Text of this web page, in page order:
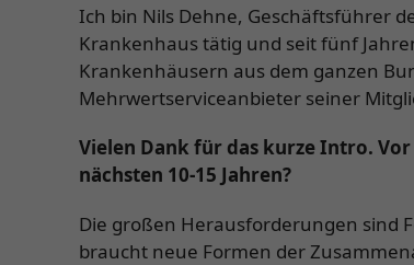
Ich bin Nils Dehne, Geschäftsführer
Krankenhaus tätig und seit fünf
Krankenhäusern aus dem ganzen
Mehrwertserviceanbieter seiner
Vielen Dank für das kurze Intro.
nächsten 10-15 Jahren?
Die großen Herausforderungen sind
braucht neue Formen der